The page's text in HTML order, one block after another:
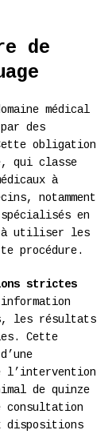
de
médical
des
obligation
qui classe
à
notamment
en
à utiliser les
procédure.
strictes
les résultats
Cette
l’intervention
de quinze
dispositions